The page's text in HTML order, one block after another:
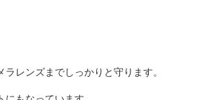
レンズまでしっかりと守ります。